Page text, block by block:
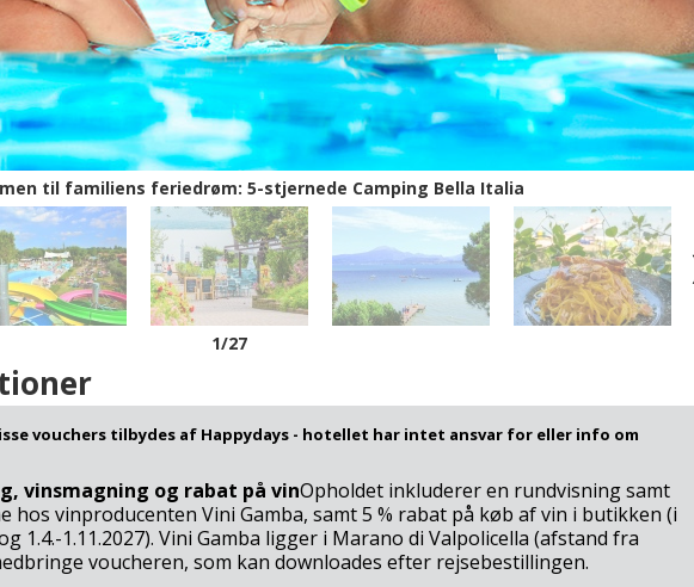
til familiens feriedrøm: 5-stjernede Camping Bella Italia
1/27
vouchers tilbydes af Happydays - hotellet har intet ansvar for eller info om
vinsmagning og rabat på vinOpholdet inkluderer en rundvisning samt
hos vinproducenten Vini Gamba, samt 5 % rabat på køb af vin i butikken (i
1.4.-1.11.2027). Vini Gamba ligger i Marano di Valpolicella (afstand fra
voucheren, som kan downloades efter rejsebestillingen.